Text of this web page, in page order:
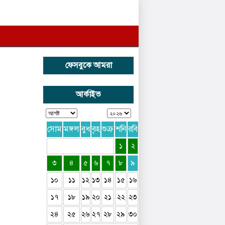
ফেসবুকে আমরা
আর্কাইভ
সোম মঙ্গল বুধ বৃহ শুক্র শনি রবি
১
২
৩
৪ ৫ ৬ ৭ ৮
৯
১০
১১ ১২ ১৩ ১৪ ১৫ ১৬
১৭
১৮ ১৯ ২০ ২১ ২২ ২৩
২৪
২৫ ২৬ ২৭ ২৮ ২৯ ৩০